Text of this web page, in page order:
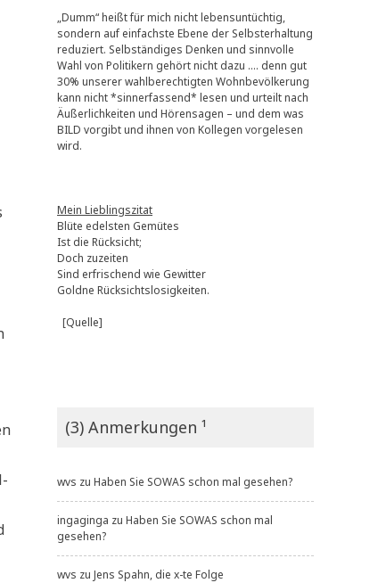
„Dumm“ heißt für mich nicht lebensuntüchtig,
sondern auf einfachste Ebene der Selbsterhaltung
reduziert. Selbständiges Denken und sinnvolle
Wahl von Politikern gehört nicht dazu …. denn gut
30% unserer wahlberechtigten Wohnbevölkerung
kann nicht *sinnerfassend* lesen und urteilt nach
Äußerlichkeiten und Hörensagen – und dem was
BILD vorgibt und ihnen von Kollegen vorgelesen
wird.
Mein Lieblingszitat
Blüte edelsten Gemütes
Ist die Rücksicht;
Doch zuzeiten
Sind erfrischend wie Gewitter
Goldne Rücksichtslosigkeiten.
[Quelle]
(3) Anmerkungen ¹
wvs zu Haben Sie SOWAS schon mal gesehen?
ingaginga zu Haben Sie SOWAS schon mal
gesehen?
wvs zu Jens Spahn, die x-te Folge